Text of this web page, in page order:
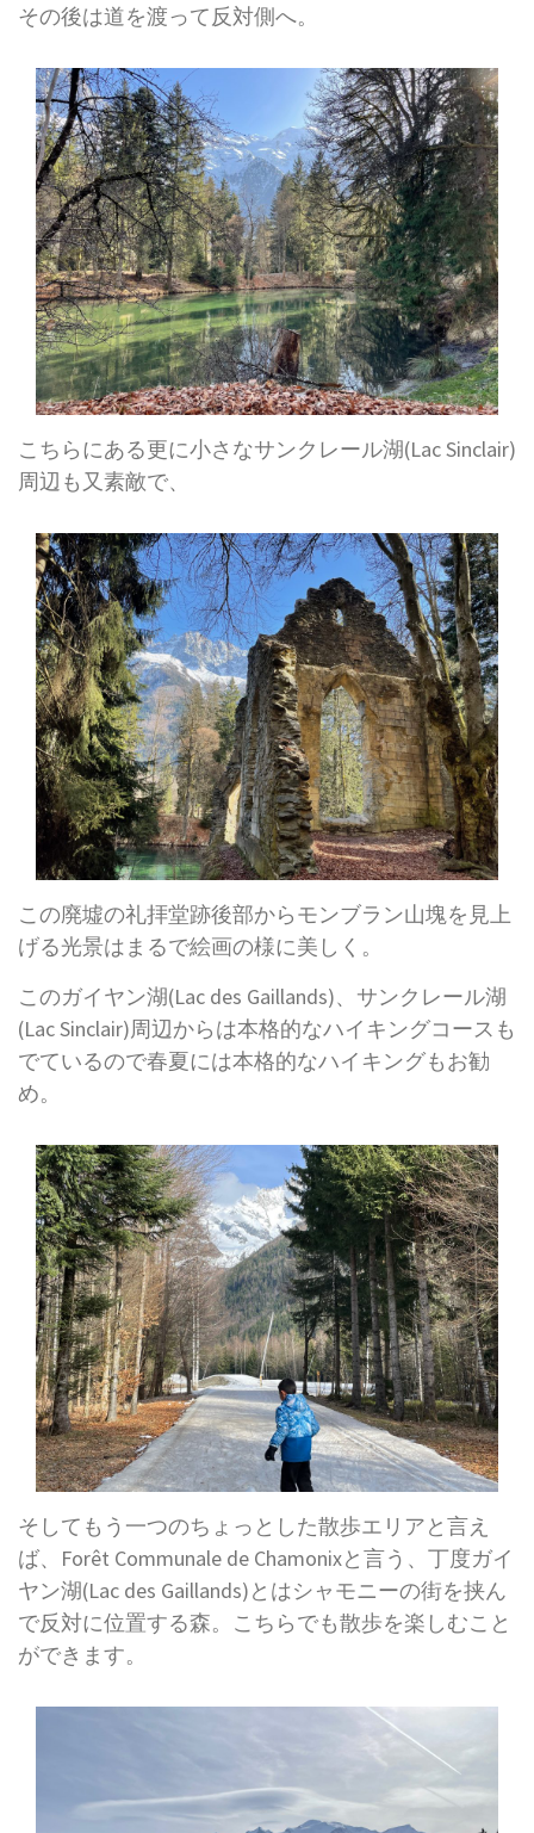
その後は道を渡って反対側へ。
こちらにある更に小さなサンクレール湖(Lac Sinclair)
周辺も又素敵で、
この廃墟の礼拝堂跡後部からモンブラン山塊を見上
げる光景はまるで絵画の様に美しく。
このガイヤン湖(Lac des Gaillands)、サンクレール湖
(Lac Sinclair)周辺からは本格的なハイキングコースも
でているので春夏には本格的なハイキングもお勧
め。
そしてもう一つのちょっとした散歩エリアと言え
ば、Forêt Communale de Chamonixと言う、丁度ガイ
ヤン湖(Lac des Gaillands)とはシャモニーの街を挟ん
で反対に位置する森。こちらでも散歩を楽しむこと
ができます。